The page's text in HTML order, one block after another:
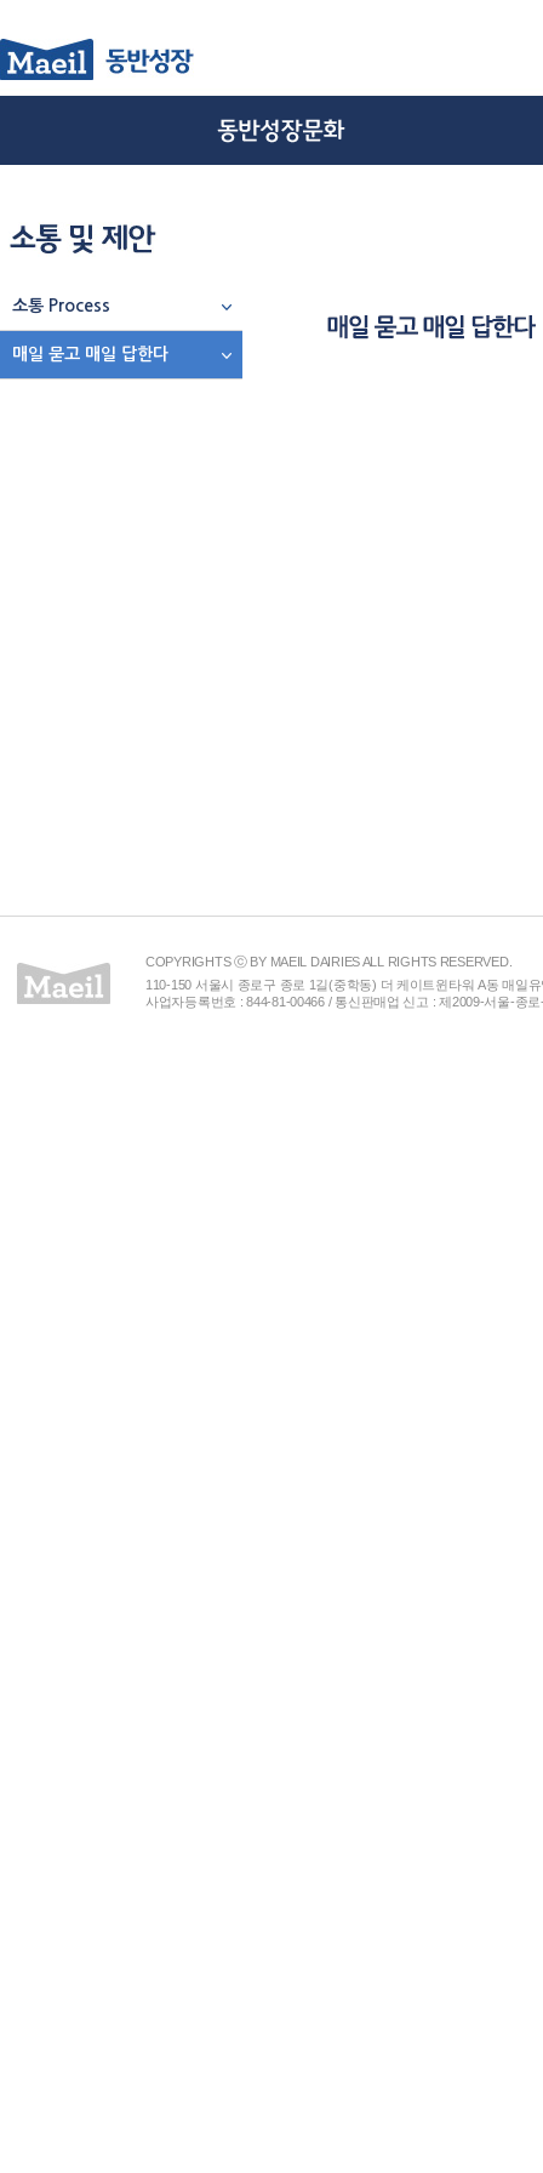
소통 Process
매일 묻고 매일 답한다
COPYRIGHTS ⓒ BY MAEIL DAIRIES ALL RIGHTS RESERVED.
110-150 서울시 종로구 종로 1길(중학동) 더 케이트윈타워 A동 매일
사업자등록번호 : 844-81-00466 / 통신판매업 신고 : 제2009-서울-종